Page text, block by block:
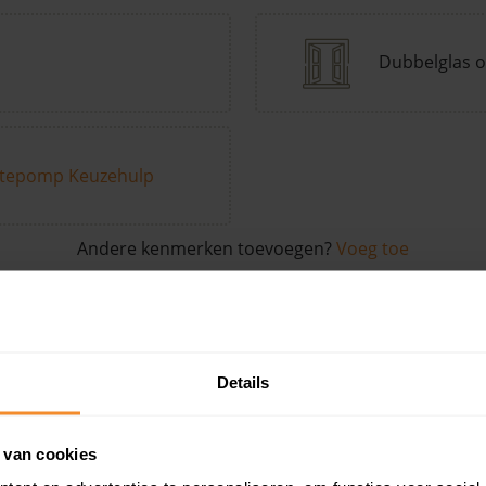
Details
cookies
Dubbelglas
Keuzehulp
Andere kenmerken toevoegen? Voeg toe
de buurt